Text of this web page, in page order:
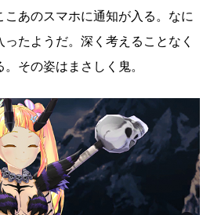
あのスマホに通知が入る。なに
たようだ。深く考えることなく
その姿はまさしく鬼。